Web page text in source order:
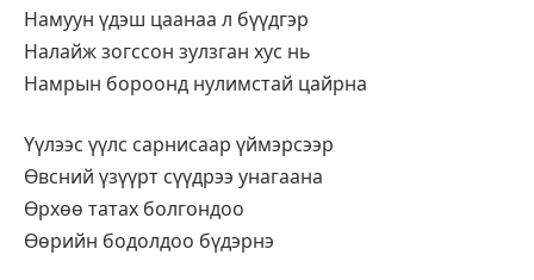
Намуун үдэш цаанаа л бүүдгэр
Налайж зогссон зулзган хус нь
Намрын бороонд нулимстай цайрна
Үүлээс үүлс сарнисаар үймэрсээр
Өвсний үзүүрт сүүдрээ унагаана
Өрхөө татах болгондоо
Өөрийн бодолдоо бүдэрнэ